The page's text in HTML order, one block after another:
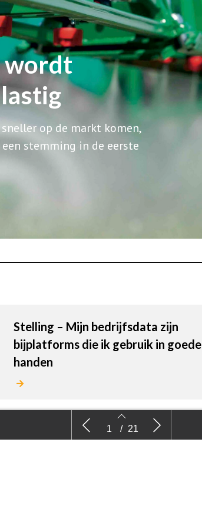
’IPM is nog belangrijk genoeg’
1 / 21
wordt
op de markt komen,
stemming in de eerste
Stelling – Mijn bedrijfsdata zijn
bijplatforms die ik gebruik in goede
handen